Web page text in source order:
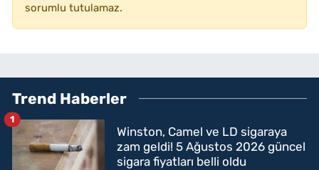
sorumlu tutulamaz.
Trend Haberler
Winston, Camel ve LD sigaraya
zam geldi! 5 Ağustos 2026 güncel
sigara fiyatları belli oldu
1